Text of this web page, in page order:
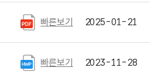
빠른보기 2025-01-21
빠른보기 2023-11-28